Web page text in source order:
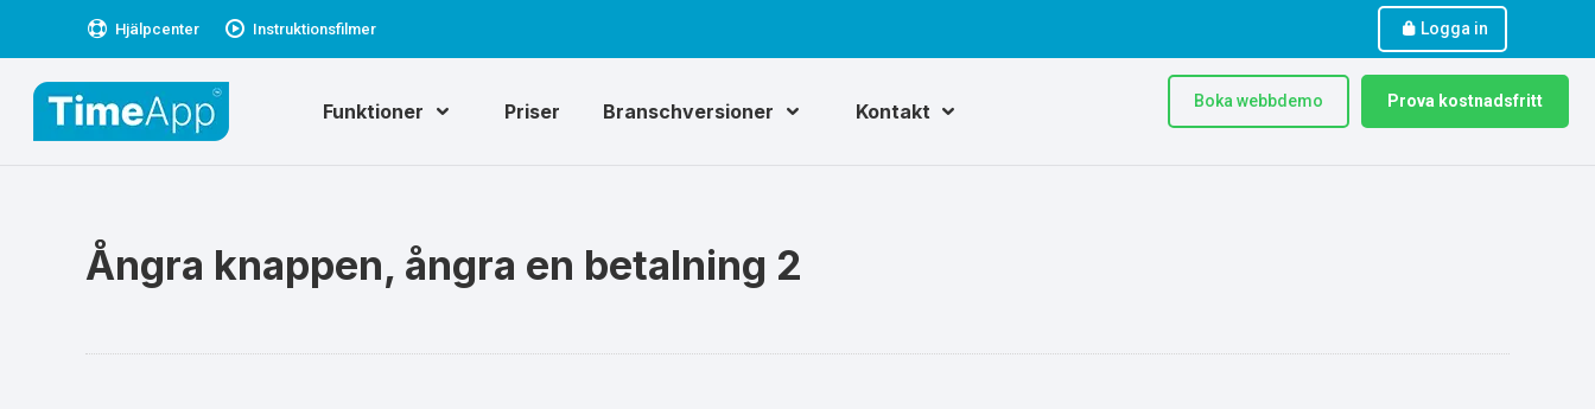
Hjälpcenter Instruktionsfilmer Logga in
Funktioner Priser Branschversioner Kontakt Boka webbdemo Prova kostnadsfritt
Ångra knappen, ångra en betalning 2